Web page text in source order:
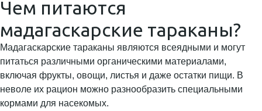
Чем питаются
мадагаскарские тараканы?
Мадагаскарские тараканы являются всеядными и могут
питаться различными органическими материалами,
включая фрукты, овощи, листья и даже остатки пищи. В
неволе их рацион можно разнообразить специальными
кормами для насекомых.